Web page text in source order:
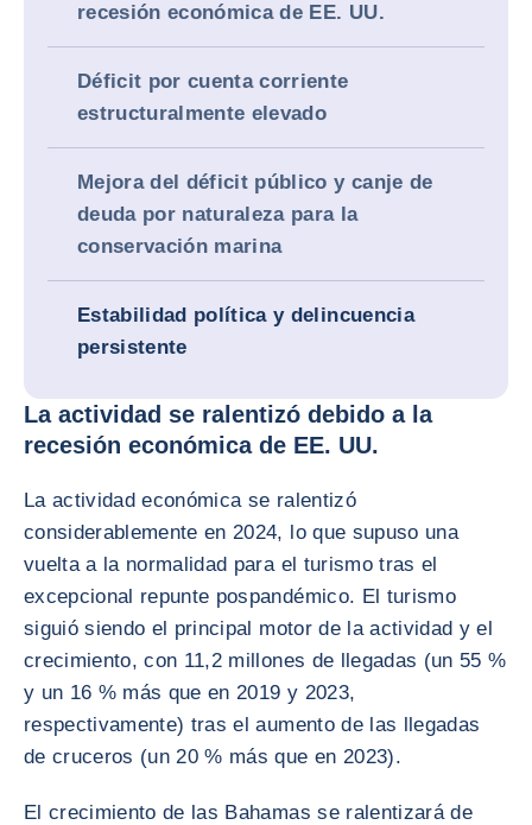
recesión económica de EE. UU.
Déficit por cuenta corriente
estructuralmente elevado
Mejora del déficit público y canje de
deuda por naturaleza para la
conservación marina
Estabilidad política y delincuencia
persistente
La actividad se ralentizó debido a la
recesión económica de EE. UU.
La actividad económica se ralentizó
considerablemente en 2024, lo que supuso una
vuelta a la normalidad para el turismo tras el
excepcional repunte pospandémico. El turismo
siguió siendo el principal motor de la actividad y el
crecimiento, con 11,2 millones de llegadas (un 55 %
y un 16 % más que en 2019 y 2023,
respectivamente) tras el aumento de las llegadas
de cruceros (un 20 % más que en 2023).
El crecimiento de las Bahamas se ralentizará de